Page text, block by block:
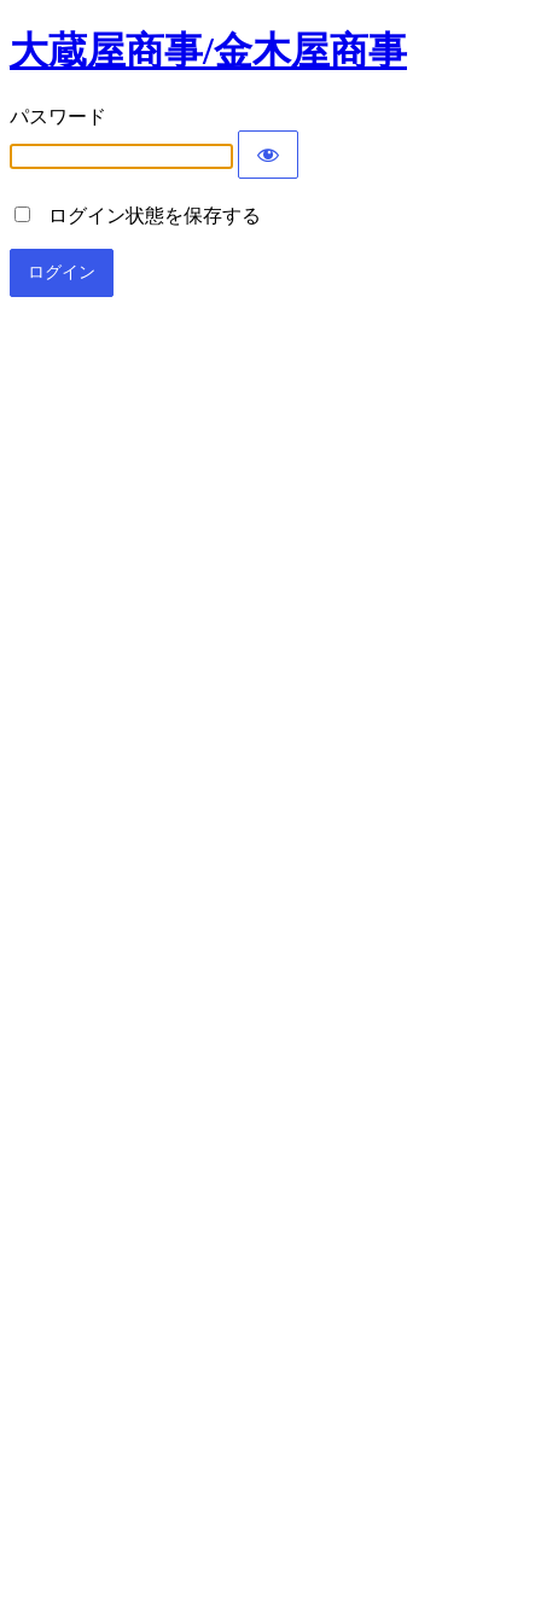
大蔵屋商事/金木屋商事
パスワード
ログイン状態を保存する